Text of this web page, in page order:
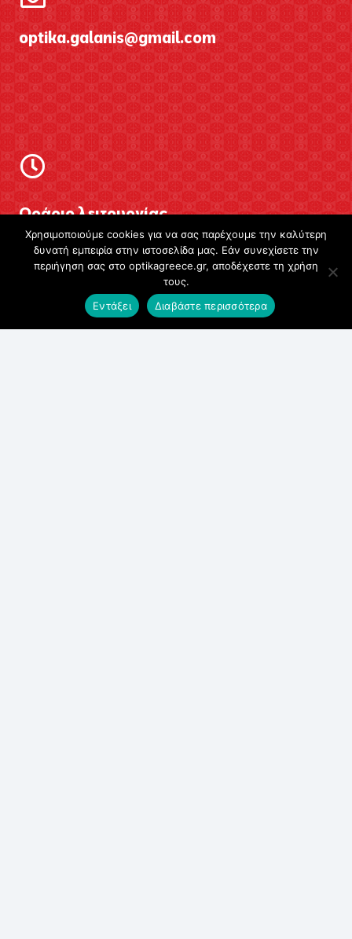
optika.galanis@gmail.com
Ωράριο λειτουργίας
Δευτέρα
Τετάρτη
9:00 π.μ. – 8:00 μ.μ.
Τρίτη
Χρησιμοποιούμε cookies για να σας παρέχουμε την καλύτερη
δυνατή εμπειρία στην ιστοσελίδα μας. Εάν συνεχίσετε την
περιήγηση σας στο optikagreece.gr, αποδέχεστε τη χρήση
τους.
Εντάξει
Διαβάστε περισσότερα